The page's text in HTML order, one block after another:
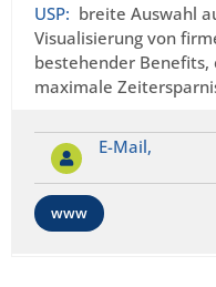
USP: breite Auswahl
Visualisierung von
bestehender Benefits,
maximale
E-Mail,
www